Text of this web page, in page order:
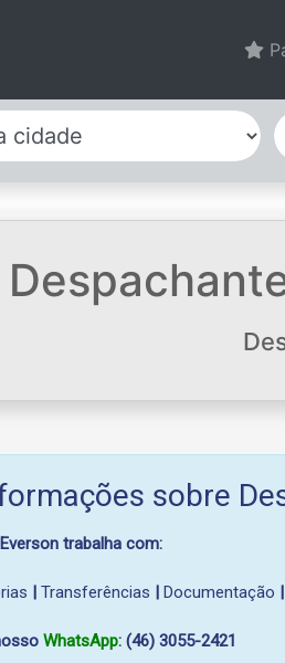
sobre
trabalha com:
| Transferências | Documentação |
WhatsApp: (46) 3055-2421